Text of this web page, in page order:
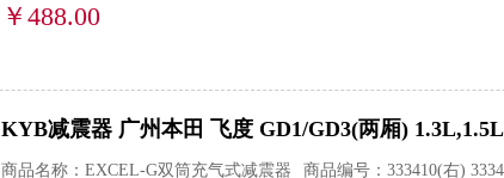
￥488.00
KYB减震器 广州本田 飞度 GD1/GD3(两厢) 1.3L,1.5L
商品名称：EXCEL-G双筒充气式减震器
商品编号：333410(右)